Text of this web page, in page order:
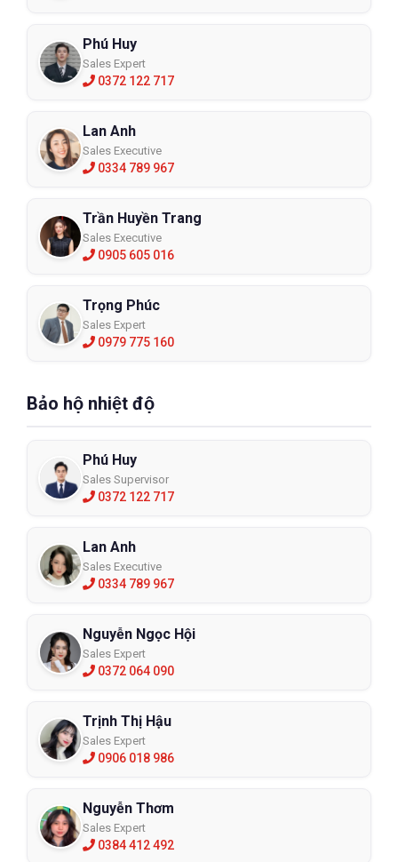
Phú Huy
Sales Expert
0372 122 717
Lan Anh
Sales Executive
0334 789 967
Trần Huyền Trang
Sales Executive
0905 605 016
Trọng Phúc
Sales Expert
0979 775 160
Bảo hộ nhiệt độ
Phú Huy
Sales Supervisor
0372 122 717
Lan Anh
Sales Executive
0334 789 967
Nguyễn Ngọc Hội
Sales Expert
0372 064 090
Trịnh Thị Hậu
Sales Expert
0906 018 986
Nguyễn Thơm
Sales Expert
0384 412 492